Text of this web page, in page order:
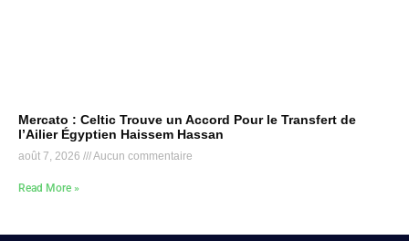
Mercato : Celtic Trouve un Accord Pour le Transfert de
l’Ailier Égyptien Haissem Hassan
août 7, 2026 Aucun commentaire
Read More »